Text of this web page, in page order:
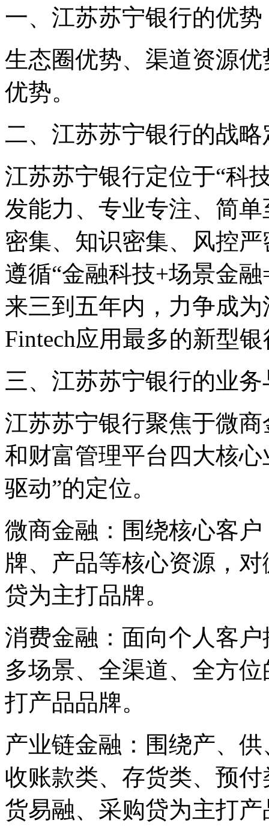
一、江苏苏宁银行的优势
生态圈优势、渠道资源
优势。
二、江苏苏宁银行的战略
江苏苏宁银行定位于“科
发能力、专业专注、简
密集、知识密集、风控
遵循“金融科技+场景金
来三到五年内，力争成
Fintech应用最多的新型
三、江苏苏宁银行的业
江苏苏宁银行聚焦于微
和财富管理平台四大核心
驱动”的定位。
微商金融：围绕核心客
牌、产品等核心资源，
贷为主打品牌。
消费金融：面向个人客
多场景、全渠道、全方
打产品品牌。
产业链金融：围绕产、
收账款类、存货类、预
货易融、采购贷为主打